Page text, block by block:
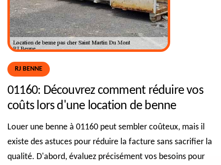
RJ BENNE
01160: Découvrez comment réduire vos
coûts lors d'une location de benne
Louer une benne à 01160 peut sembler coûteux, mais il
existe des astuces pour réduire la facture sans sacrifier la
qualité. D'abord, évaluez précisément vos besoins pour